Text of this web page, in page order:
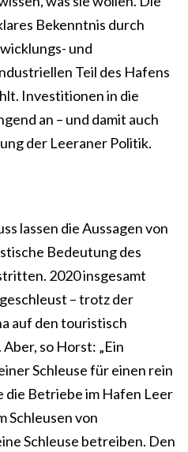
Bekenntnis durch
und
Teil des Hafens
Investitionen in die
an – und damit auch
der Leeraner Politik.
lassen die Aussagen von
Bedeutung des
2020 insgesamt
– trotz der
auf den touristisch
so Horst: „Ein
Schleuse für einen rein
Betriebe im Hafen Leer
Schleusen von
Schleuse betreiben. Den